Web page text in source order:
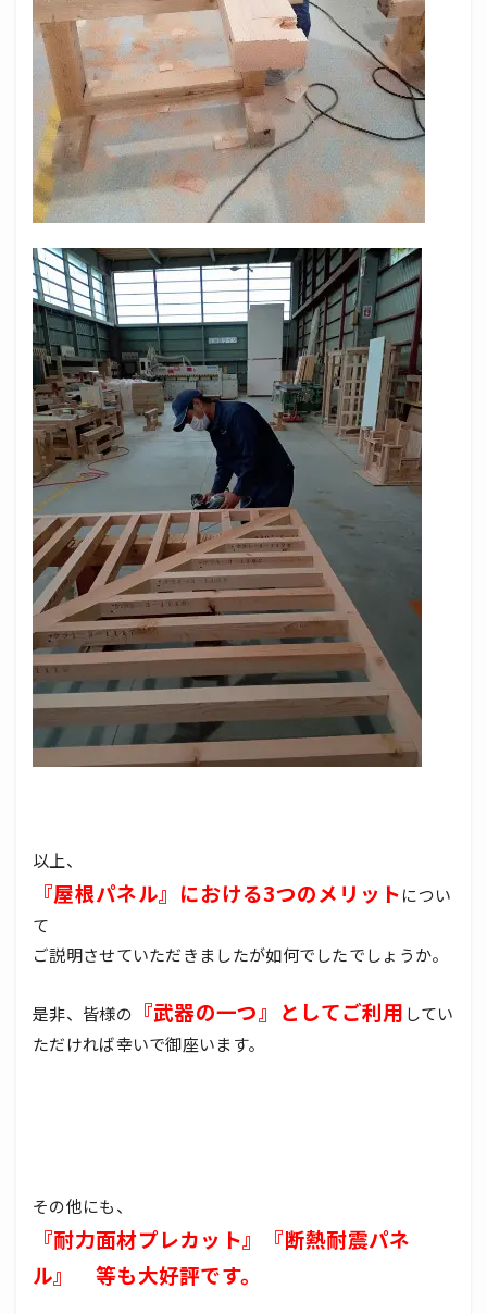
以上、
『屋根パネル』における3つのメリットについ
て
ご説明させていただきましたが如何でしたでしょうか。
是非、皆様の 『武器の一つ』としてご利用 してい
ただければ幸いで御座います。
その他にも、
『耐力面材プレカット』『断熱耐震パネ
ル』 等も大好評です。